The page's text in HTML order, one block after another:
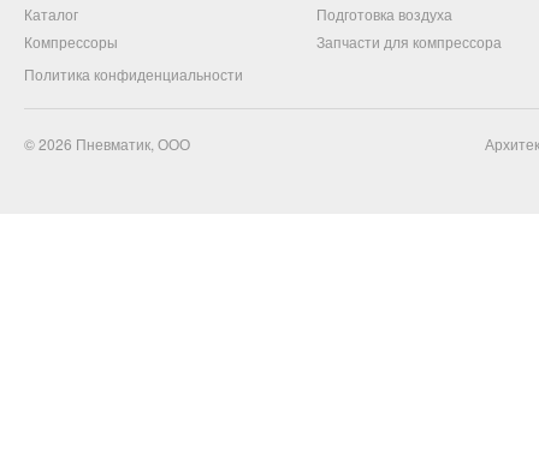
Каталог
Компрессоры
Подготовка воздуха
Запчасти для компрессора
Политика конфиденциальности
© 2026 Пневматик, ООО